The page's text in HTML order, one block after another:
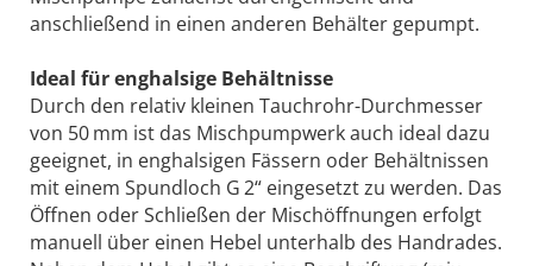
anschließend in einen anderen Behälter gepumpt.
Ideal für enghalsige Behältnisse
Durch den relativ kleinen Tauchrohr-Durchmesser
von 50 mm ist das Mischpumpwerk auch ideal dazu
geeignet, in enghalsigen Fässern oder Behältnissen
mit einem Spundloch G 2“ eingesetzt zu werden. Das
Öffnen oder Schließen der Mischöffnungen erfolgt
manuell über einen Hebel unterhalb des Handrades.